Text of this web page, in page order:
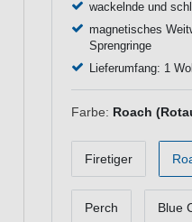
wackelnde und
magnetisches
Sprengringe
Lieferumfang: 1
Farbe: Roach
Firetiger
Perch Blue